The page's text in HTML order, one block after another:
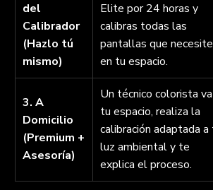
del
Calibrador
(Hazlo tú
mismo)
Elite por 24 horas y
calibras todas las
pantallas que
en tu espacio.
3. A
Domicilio
(Premium +
Asesoría)
Un técnico colorista
tu espacio, realiza la
calibración adaptada a
luz ambiental y te
explica el proceso.